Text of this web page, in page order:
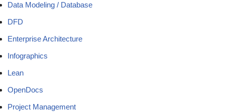
Data Modeling / Database
DFD
Enterprise Architecture
Infographics
Lean
OpenDocs
Project Management